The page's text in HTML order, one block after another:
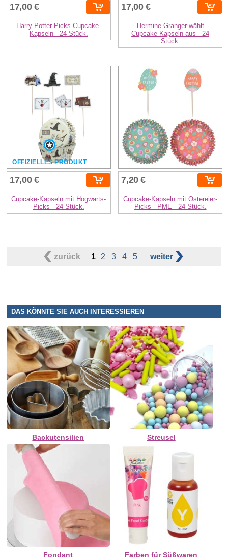
17,00 €
Harry Potter Picks Cupcake-
Kapseln - 24 Stück.
17,00 €
Hermine Granger wählt
Cupcake-Kapseln aus - 24
Stück.
OFFIZIELLES PRODUKT
17,00 €
Cupcake-Kapseln mit Hogwarts-
Picks - 24 Stück.
7,20 €
Cupcake-Kapseln mit Ostereier-
Picks - PME - 24 Stück.
zurück 1 2 3 4 5 weiter
DAS KÖNNTE SIE AUCH INTERESSIEREN
Backutensilien Streusel
Fondant Farben für Süßwaren